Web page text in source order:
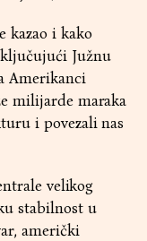
kazao i kako
Južnu
Amerikanci
milijarde maraka
i povezali nas
velikog
stabilnost u
američki